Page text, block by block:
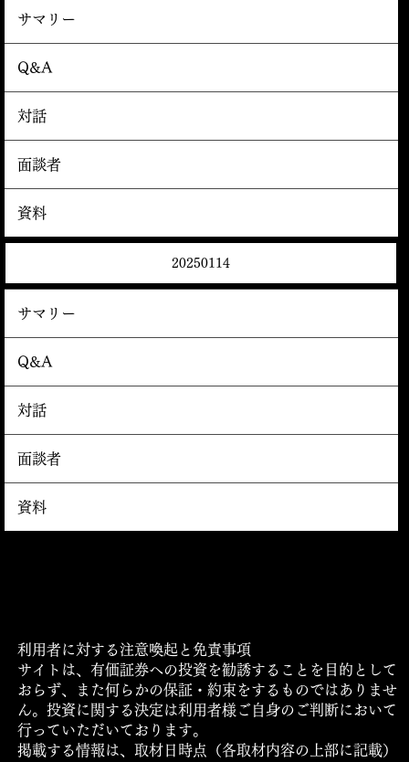
サマリー
Q&A
対話
面談者
資料
20250114
サマリー
Q&A
対話
面談者
資料
利用者に対する注意喚起と免責事項
サイトは、有価証券への投資を勧誘することを目的として
おらず、また何らかの保証・約束をするものではありませ
ん。投資に関する決定は利用者様ご自身のご判断において
行っていただいております。
掲載する情報は、取材日時点（各取材内容の上部に記載）